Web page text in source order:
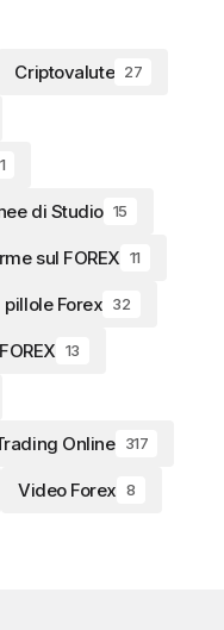
Criptovalute 27
di Studio 15
sul FOREX 11
pillole Forex 32
13
Online 317
Video Forex 8